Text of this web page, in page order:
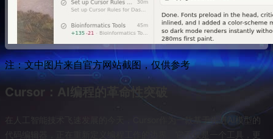
注：文中图片来自官方网站截图，仅供参考
Cursor：AI编程的革命性突破
在人工智能技术飞速发展的今天，Cursor作为一款基于先进AI模型的
代码编辑器，正在重新定义编程工作的边界。它不仅是一个工具，更